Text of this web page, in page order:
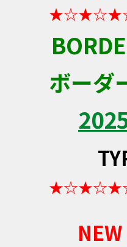
ボーダ